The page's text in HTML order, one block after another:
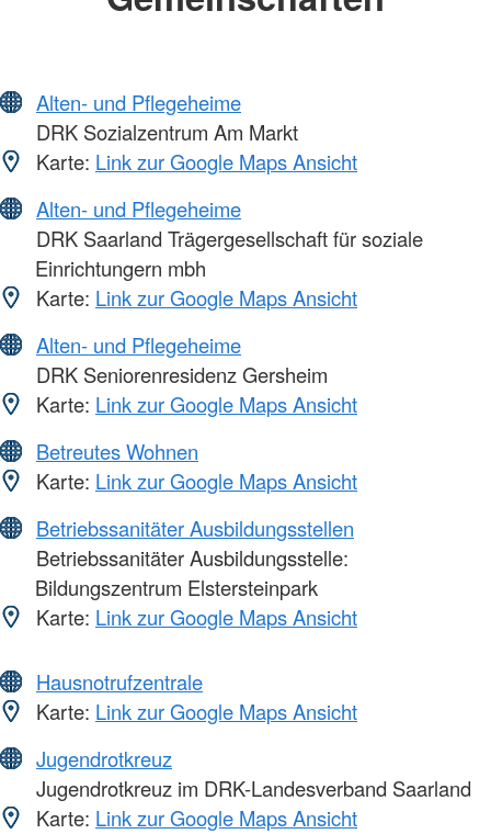
Alten- und Pflegeheime
DRK Sozialzentrum Am Markt
Karte: Link zur Google Maps Ansicht
Alten- und Pflegeheime
DRK Saarland Trägergesellschaft für soziale
Einrichtungern mbh
Karte: Link zur Google Maps Ansicht
Alten- und Pflegeheime
DRK Seniorenresidenz Gersheim
Karte: Link zur Google Maps Ansicht
Betreutes Wohnen
Karte: Link zur Google Maps Ansicht
Betriebssanitäter Ausbildungsstellen
Betriebssanitäter Ausbildungsstelle:
Bildungszentrum Elstersteinpark
Karte: Link zur Google Maps Ansicht
Hausnotrufzentrale
Karte: Link zur Google Maps Ansicht
Jugendrotkreuz
Jugendrotkreuz im DRK-Landesverband Saarland
Karte: Link zur Google Maps Ansicht